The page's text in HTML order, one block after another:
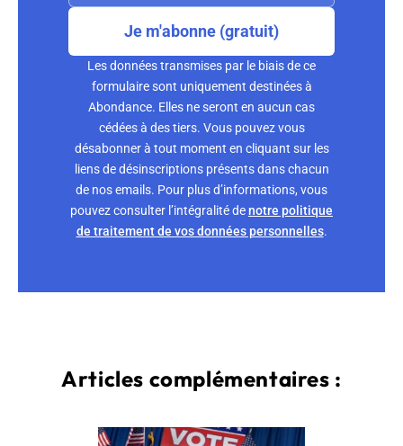
Je m'abonne (gratuit)
Les données transmises par le biais de ce
formulaire sont uniquement destinées à
Abondance. Elles ne seront en aucun cas
cédées à des tiers. Vous pouvez vous
désabonner à tout moment en cliquant sur les
liens de désinscriptions présents dans chacun
de nos emails. Pour plus d’informations, vous
pouvez consulter l’intégralité denotre politique
de traitement de vos données personnelles.
Articles complémentaires :